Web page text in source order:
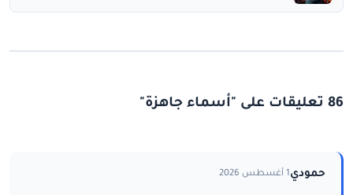
86 تعليقات على "أسماء جاهزة"
حمودي1 أغسطس 2026